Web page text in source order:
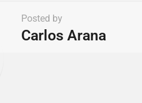
Posted by
Carlos Arana